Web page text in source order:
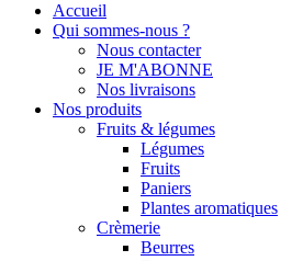
Accueil
Qui sommes-nous ?
Nous contacter
JE M'ABONNE
Nos livraisons
Nos produits
Fruits & légumes
Légumes
Fruits
Paniers
Plantes aromatiques
Crèmerie
Beurres